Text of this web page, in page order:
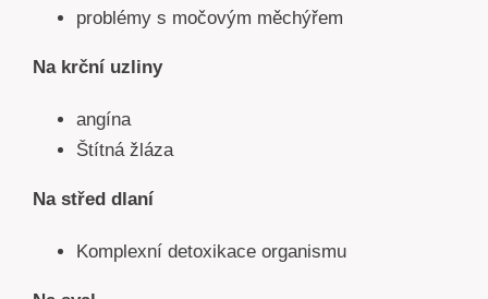
problémy s močovým měchýřem
Na krční uzliny
angína
Štítná žláza
Na střed dlaní
Komplexní detoxikace organismu